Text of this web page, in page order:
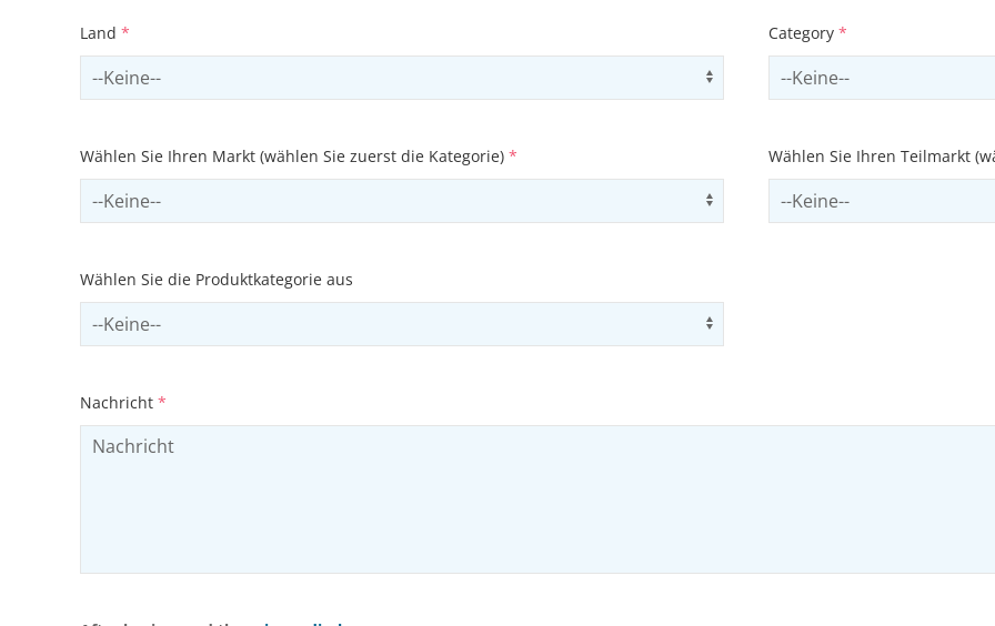
Land *
Select country Use arrow keys to navigate
Category *
Select contactCategory
Wählen Sie Ihren Markt (wählen Sie zuerst die Kategorie) *
Select sector Use arrow keys to navigate
Wählen Sie Ihren Teilmarkt
Select subSector
Wählen Sie die Produktkategorie aus
Select productCategory
Nachricht *